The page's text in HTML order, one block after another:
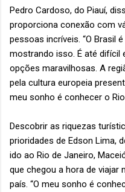
Pedro Cardoso, do Piauí,
proporciona conexão com
pessoas incríveis. “O Brasil
mostrando isso. É até difícil
opções maravilhosas. A
pela cultura europeia
meu sonho é conhecer o
Descobrir as riquezas
prioridades de Edson Lima,
ido ao Rio de Janeiro,
que chegou a hora de viajar
país. “O meu sonho é